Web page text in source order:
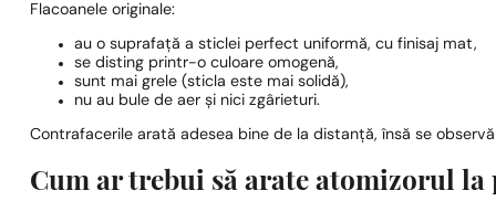
Flacoanele originale:
au o suprafață a sticlei perfect uniformă, cu finisaj mat,
se disting printr-o culoare omogenă,
sunt mai grele (sticla este mai solidă),
nu au bule de aer și nici zgârieturi.
Contrafacerile arată adesea bine de la distanță, însă se
Cum ar trebui să arate atomizorul